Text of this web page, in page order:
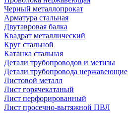
Черный металлопрокат
Арматура стальная
Двутавровая балка
Квадрат металлический
Круг стальной
Катанка стальная
Детали трубопроводов и метизы
Детали трубопровода нержавеющие
Листовой металл
Лист горячекатаный
Лист перфорированный
Лист просечно-вытяжной ПВЛ